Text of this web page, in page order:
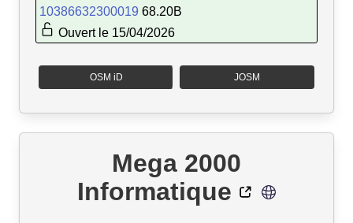
10386632300019 68.20B
Ouvert le 15/04/2026
OSM iD JOSM
Mega 2000
Informatique